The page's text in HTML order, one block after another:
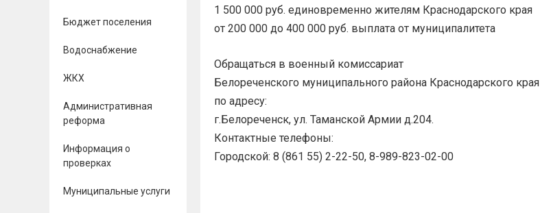
Бюджет поселения
Водоснабжение
ЖКХ
Административная
реформа
Информация о
проверках
Муниципальные услуги
1 500 000 руб. единовременно жителям Краснодарского края
от 200 000 до 400 000 руб. выплата от муниципалитета
Обращаться в военный комиссариат
Белореченского муниципального района Краснодарского края
по адресу:
г.Белореченск, ул. Таманской Армии д.204.
Контактные телефоны:
Городской: 8 (861 55) 2-22-50, 8-989-823-02-00